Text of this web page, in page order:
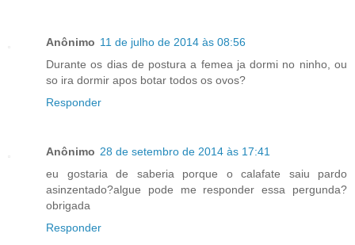
Anônimo 11 de julho de 2014 às 08:56
Durante os dias de postura a femea ja dormi no ninho, ou
so ira dormir apos botar todos os ovos?
Responder
Anônimo 28 de setembro de 2014 às 17:41
eu gostaria de saberia porque o calafate saiu pardo
asinzentado?algue pode me responder essa pergunda?
obrigada
Responder